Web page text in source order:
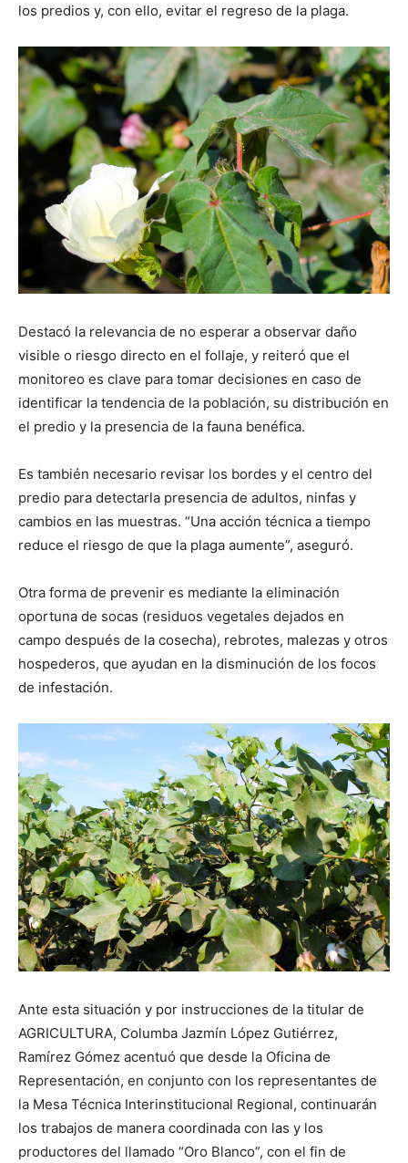
los predios y, con ello, evitar el regreso de la plaga.
Destacó la relevancia de no esperar a observar daño
visible o riesgo directo en el follaje, y reiteró que el
monitoreo es clave para tomar decisiones en caso de
identificar la tendencia de la población, su distribución en
el predio y la presencia de la fauna benéfica.
Es también necesario revisar los bordes y el centro del
predio para detectarla presencia de adultos, ninfas y
cambios en las muestras. “Una acción técnica a tiempo
reduce el riesgo de que la plaga aumente”, aseguró.
Otra forma de prevenir es mediante la eliminación
oportuna de socas (residuos vegetales dejados en
campo después de la cosecha), rebrotes, malezas y otros
hospederos, que ayudan en la disminución de los focos
de infestación.
Ante esta situación y por instrucciones de la titular de
AGRICULTURA, Columba Jazmín López Gutiérrez,
Ramírez Gómez acentuó que desde la Oficina de
Representación, en conjunto con los representantes de
la Mesa Técnica Interinstitucional Regional, continuarán
los trabajos de manera coordinada con las y los
productores del llamado “Oro Blanco”, con el fin de